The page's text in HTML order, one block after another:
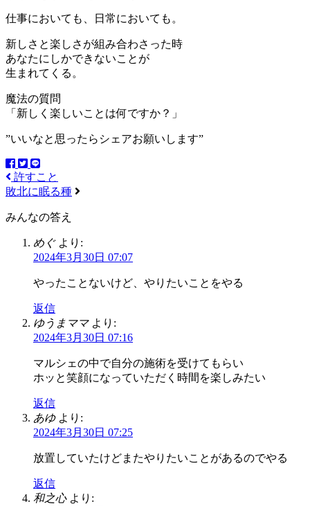
仕事においても、日常においても。
新しさと楽しさが組み合わさった時
あなたにしかできないことが
生まれてくる。
魔法の質問
「新しく楽しいことは何ですか？」
”いいなと思ったらシェアお願いします”
許すこと
敗北に眠る種
みんなの答え
めぐ より:
2024年3月30日 07:07
やったことないけど、やりたいことをやる
返信
ゆうまママ より:
2024年3月30日 07:16
マルシェの中で自分の施術を受けてもらい
ホッと笑顔になっていただく時間を楽しみたい
返信
あゆ より:
2024年3月30日 07:25
放置していたけどまたやりたいことがあるのでやる
返信
和之心 より: